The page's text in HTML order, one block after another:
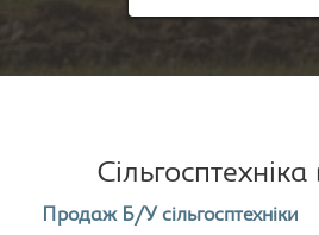
Сільгосптехніка
Продаж Б/У сільгосптехніки